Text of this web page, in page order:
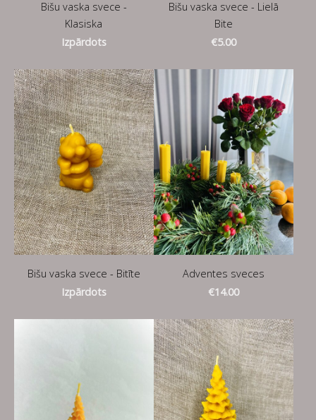
Bišu vaska svece -
Klasiska
Izpārdots
Bišu vaska svece - Lielā
Bite
€5.00
Bišu vaska svece - Bitīte
Izpārdots
Adventes sveces
€14.00